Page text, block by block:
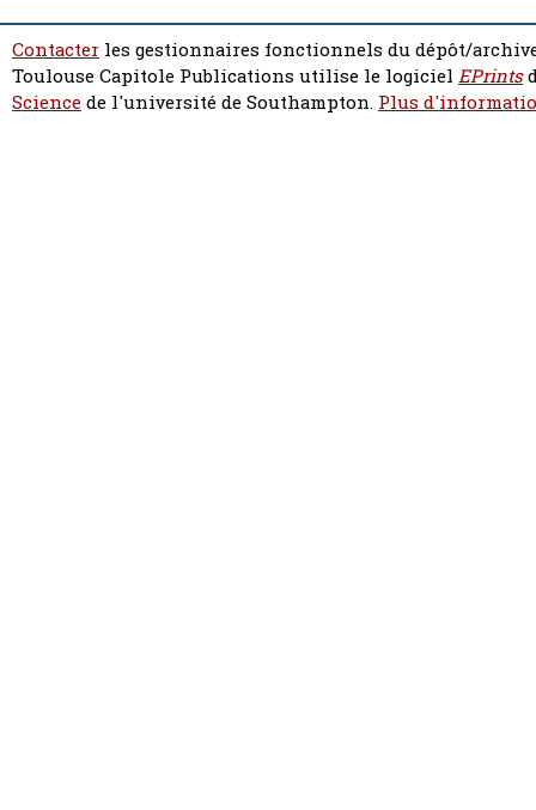
Contacter les gestionnaires fonctionnels du dépôt/
Toulouse Capitole Publications utilise le logiciel EPrints
Sciencede l'université de Southampton. Plus